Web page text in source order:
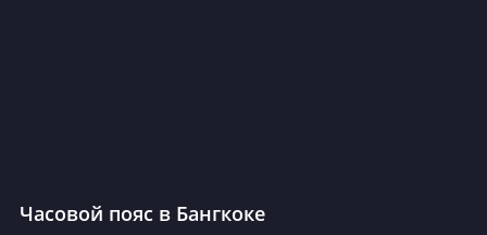
Часовой пояс в Бангкоке